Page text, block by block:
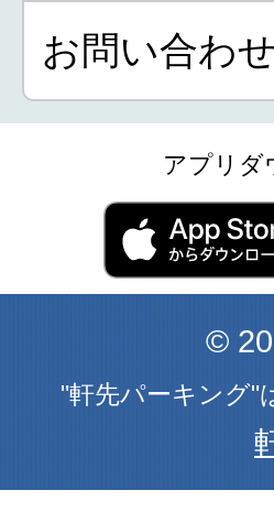
お問い合わせ
アプリダ
©
"軒先パーキング"